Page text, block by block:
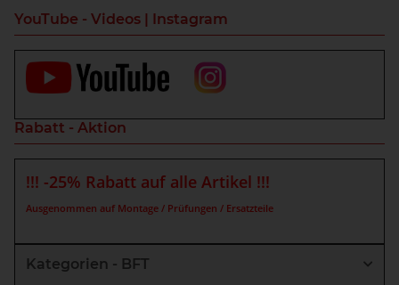
YouTube - Videos | Instagram
Rabatt - Aktion
!!! -25% Rabatt auf alle Artikel !!!
Ausgenommen auf Montage / Prüfungen / Ersatzteile
Kategorien - BFT